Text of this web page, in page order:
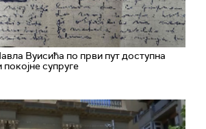
Вуисића по први пут доступна
супруге